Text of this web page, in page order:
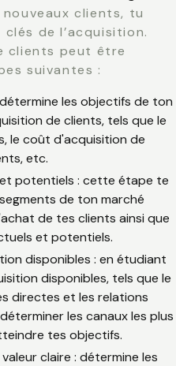
clients, tu
de l’acquisition.
clients peut être
suivantes :
les objectifs de ton
de clients, tels que le
le coût d'acquisition de
etc.
potentiels : cette étape te
de ton marché
de tes clients ainsi que
et potentiels.
disponibles : en étudiant
disponibles, tels que le
directes et les relations
les canaux les plus
tes objectifs.
claire : détermine les